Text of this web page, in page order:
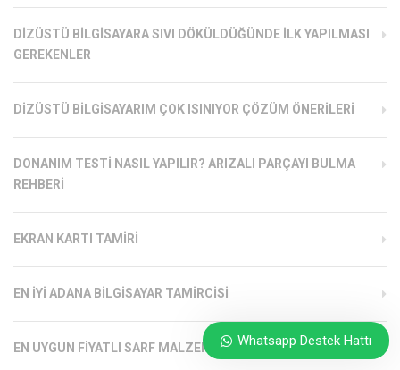
DIZÜSTÜ BILGISAYARA SIVI DÖKÜLDÜĞÜNDE İLK YAPILMASI
GEREKENLER
DIZÜSTÜ BILGISAYARIM ÇOK ISINIYOR ÇÖZÜM ÖNERILERI
DONANIM TESTI NASIL YAPILIR? ARIZALI PARÇAYI BULMA
REHBERI
EKRAN KARTI TAMIRI
EN İYI ADANA BILGISAYAR TAMIRCISI
EN UYGUN FIYATLI SARF MALZEMELERI ADANAWhatsapp Destek Hattı